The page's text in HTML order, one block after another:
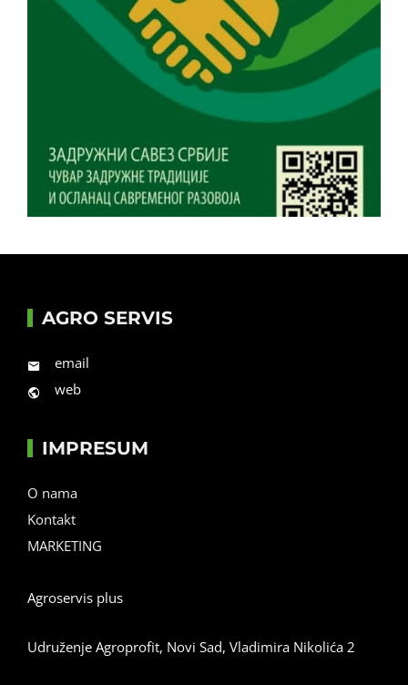
AGRO SERVIS
email
web
IMPRESUM
O nama
Kontakt
MARKETING
Agroservis plus
Udruženje Agroprofit, Novi Sad, Vladimira Nikolića 2